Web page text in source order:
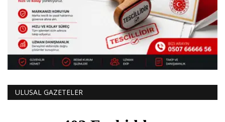
ULUSAL GAZETELER